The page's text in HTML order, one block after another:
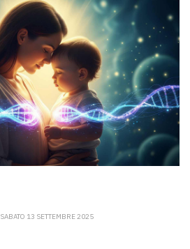
SABATO 13 SETTEMBRE 2025